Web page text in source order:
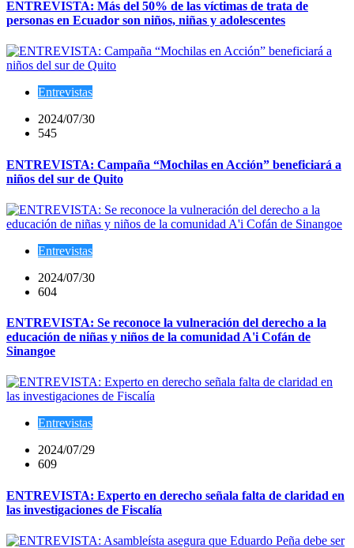
ENTREVISTA: Más del 50% de las víctimas de trata de
personas en Ecuador son niños, niñas y adolescentes
Entrevistas
2024/07/30
545
ENTREVISTA: Campaña “Mochilas en Acción” beneficiará a
niños del sur de Quito
Entrevistas
2024/07/30
604
ENTREVISTA: Se reconoce la vulneración del derecho a la
educación de niñas y niños de la comunidad A'i Cofán de
Sinangoe
Entrevistas
2024/07/29
609
ENTREVISTA: Experto en derecho señala falta de claridad en
las investigaciones de Fiscalía